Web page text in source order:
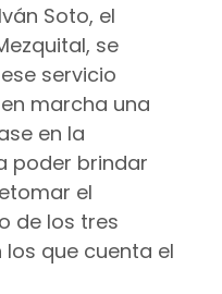
Soto, el
se
servicio
marcha una
en la
poder brindar
el
de los tres
que cuenta el